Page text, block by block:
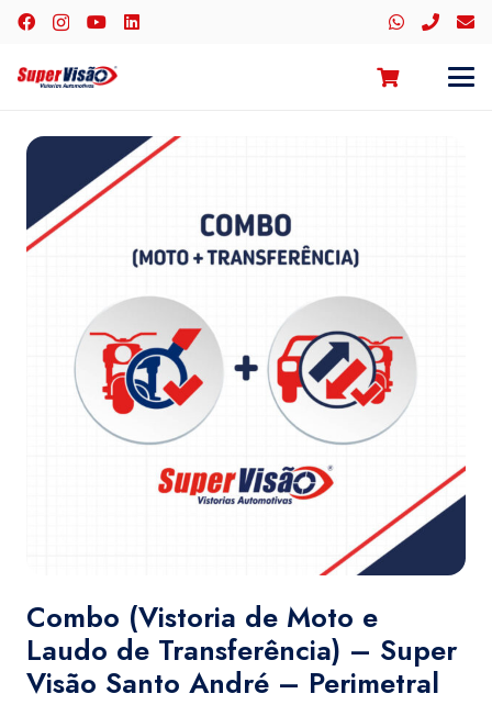
Combo (Vistoria de Moto e
Laudo de Transferência) – Super
Visão Santo André – Perimetral